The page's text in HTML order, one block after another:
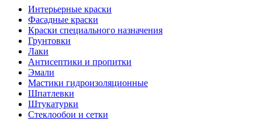
Интерьерные краски
Фасадные краски
Краски специального назначения
Грунтовки
Лаки
Антисептики и пропитки
Эмали
Мастики гидроизоляционные
Шпатлевки
Штукатурки
Стеклообои и сетки